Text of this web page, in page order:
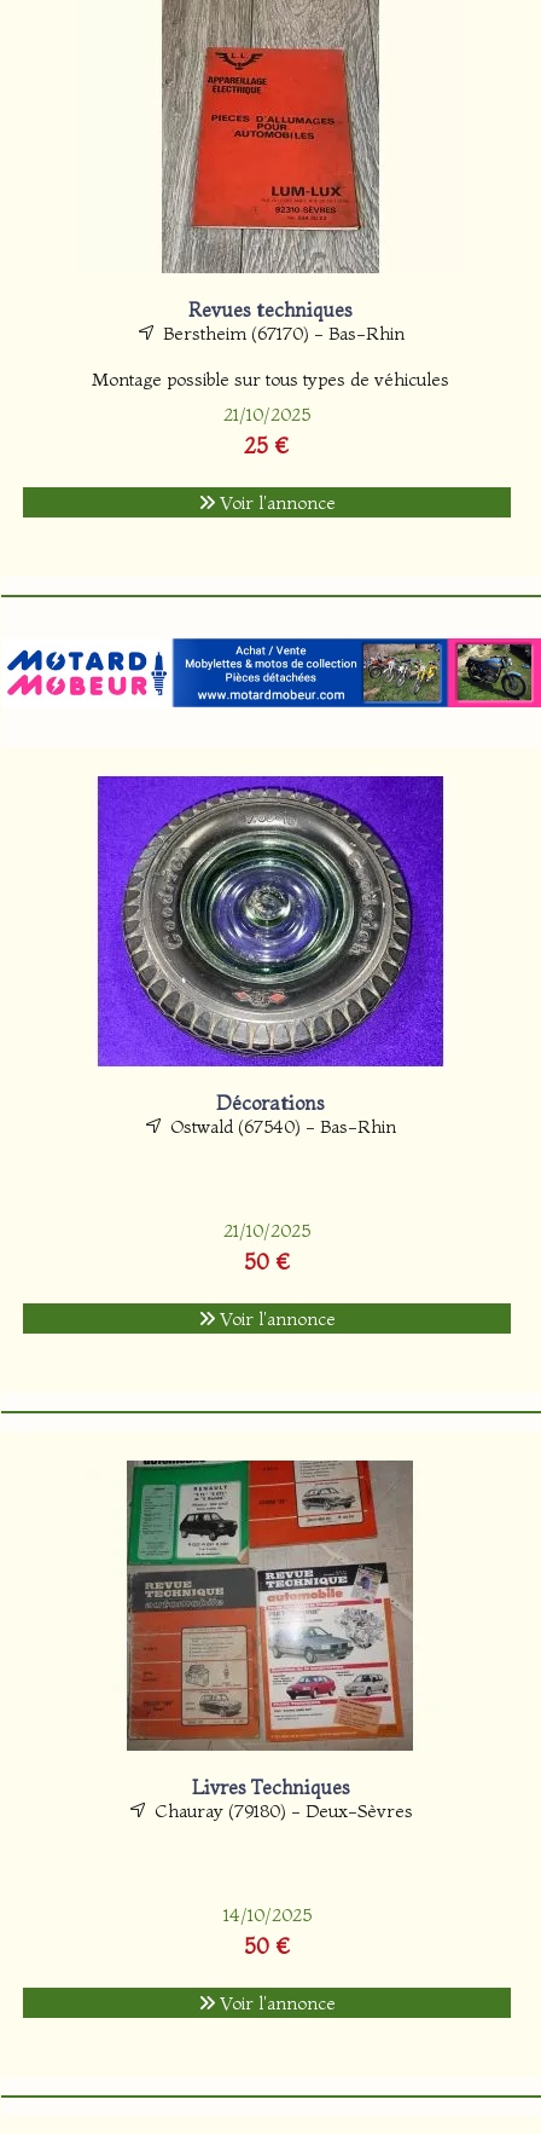
Revues techniques
Berstheim (67170) - Bas-Rhin
Montage possible sur tous types de véhicules
21/10/2025
25 €
Voir l'annonce
Décorations
Ostwald (67540) - Bas-Rhin
21/10/2025
50 €
Voir l'annonce
Livres Techniques
Chauray (79180) - Deux-Sèvres
14/10/2025
50 €
Voir l'annonce